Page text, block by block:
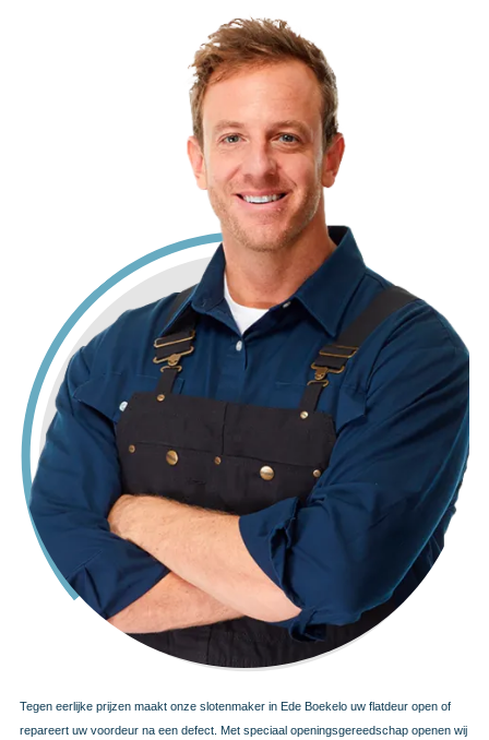
Tegen eerlijke prijzen maakt onze slotenmaker in Ede Boekelo uw flatdeur open of
repareert uw voordeur na een defect. Met speciaal openingsgereedschap openen wij